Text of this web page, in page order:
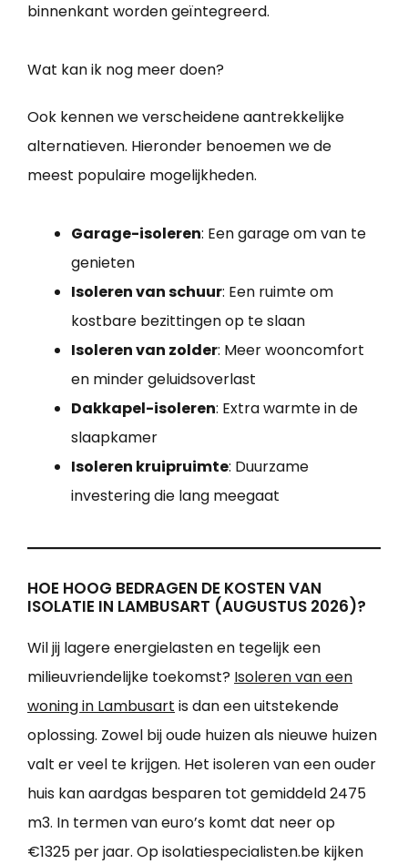
binnenkant worden geïntegreerd.
Wat kan ik nog meer doen?
Ook kennen we verscheidene aantrekkelijke
alternatieven. Hieronder benoemen we de
meest populaire mogelijkheden.
Garage-isoleren: Een garage om van te
genieten
Isoleren van schuur: Een ruimte om
kostbare bezittingen op te slaan
Isoleren van zolder: Meer wooncomfort
en minder geluidsoverlast
Dakkapel-isoleren: Extra warmte in de
slaapkamer
Isoleren kruipruimte: Duurzame
investering die lang meegaat
HOE HOOG BEDRAGEN DE KOSTEN VAN
ISOLATIE IN LAMBUSART (AUGUSTUS 2026)?
Wil jij lagere energielasten en tegelijk een
milieuvriendelijke toekomst? Isoleren van een
woning in Lambusart is dan een uitstekende
oplossing. Zowel bij oude huizen als nieuwe huizen
valt er veel te krijgen. Het isoleren van een ouder
huis kan aardgas besparen tot gemiddeld 2475
m3. In termen van euro’s komt dat neer op
€1325 per jaar. Op isolatiespecialisten.be kijken